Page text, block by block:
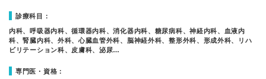
診療科目：
内科、呼吸器内科、循環器内科、消化器内科、糖尿病科、神経内科、血液内
科、腎臓内科、外科、心臓血管外科、脳神経外科、整形外科、形成外科、リハ
ビリテーション科、皮膚科、泌尿…
専門医・資格：